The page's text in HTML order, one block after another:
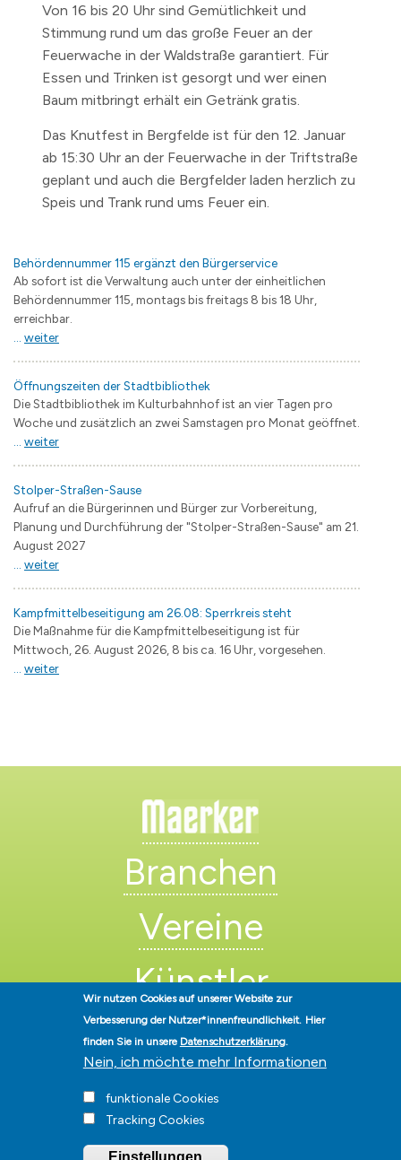
Von 16 bis 20 Uhr sind Gemütlichkeit und
Stimmung rund um das große Feuer an der
Feuerwache in der Waldstraße garantiert. Für
Essen und Trinken ist gesorgt und wer einen
Baum mitbringt erhält ein Getränk gratis.
Das Knutfest in Bergfelde ist für den 12. Januar
ab 15:30 Uhr an der Feuerwache in der Triftstraße
geplant und auch die Bergfelder laden herzlich zu
Speis und Trank rund ums Feuer ein.
Behördennummer 115 ergänzt den Bürgerservice
Ab sofort ist die Verwaltung auch unter der einheitlichen
Behördennummer 115, montags bis freitags 8 bis 18 Uhr,
erreichbar.
... weiter
Öffnungszeiten der Stadtbibliothek
Die Stadtbibliothek im Kulturbahnhof ist an vier Tagen pro
Woche und zusätzlich an zwei Samstagen pro Monat geöffnet.
... weiter
Stolper-Straßen-Sause
Aufruf an die Bürgerinnen und Bürger zur Vorbereitung,
Planung und Durchführung der "Stolper-Straßen-Sause" am 21.
August 2027
... weiter
Kampfmittelbeseitigung am 26.08: Sperrkreis steht
Die Maßnahme für die Kampfmittelbeseitigung ist für
Mittwoch, 26. August 2026, 8 bis ca. 16 Uhr, vorgesehen.
... weiter
Branchen
Vereine
Künstler
Stadt Hohen Neuendorf • Oranienburger Str. 2 • 16540 Hohen
Presse|Datenschutz|Barrierefreiheit
Wir nutzen Cookies auf unserer Website zur
Verbesserung der Nutzer*innenfreundlichkeit. Hier
finden Sie in unsere Datenschutzerklärung.
Nein, ich möchte mehr Informationen
funktionale Cookies
Tracking Cookies